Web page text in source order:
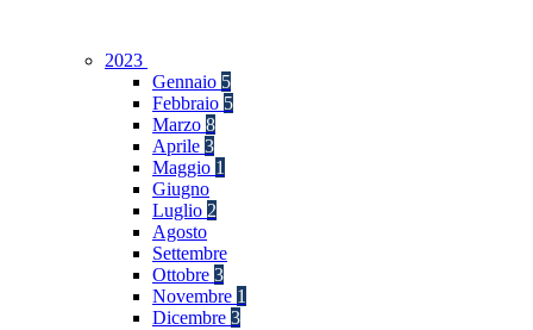
2023
Gennaio 5
Febbraio 5
Marzo 8
Aprile 3
Maggio 1
Giugno
Luglio 2
Agosto
Settembre
Ottobre 3
Novembre 1
Dicembre 3